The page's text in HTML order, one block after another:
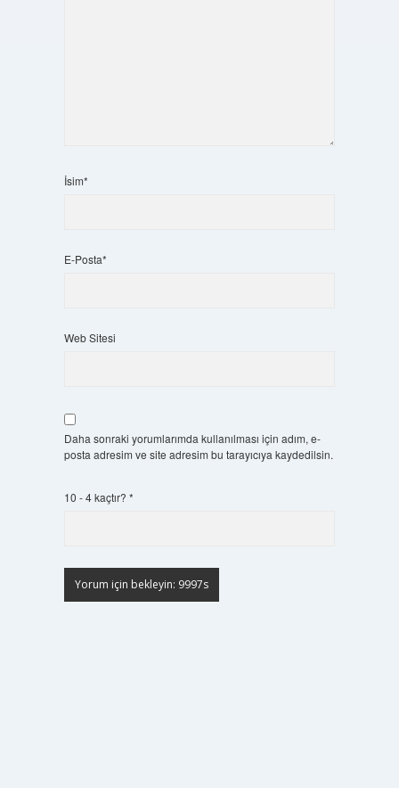
İsim*
E-Posta*
Web Sitesi
Daha sonraki yorumlarımda kullanılması için adım, e-
posta adresim ve site adresim bu tarayıcıya kaydedilsin.
10 - 4 kaçtır? *